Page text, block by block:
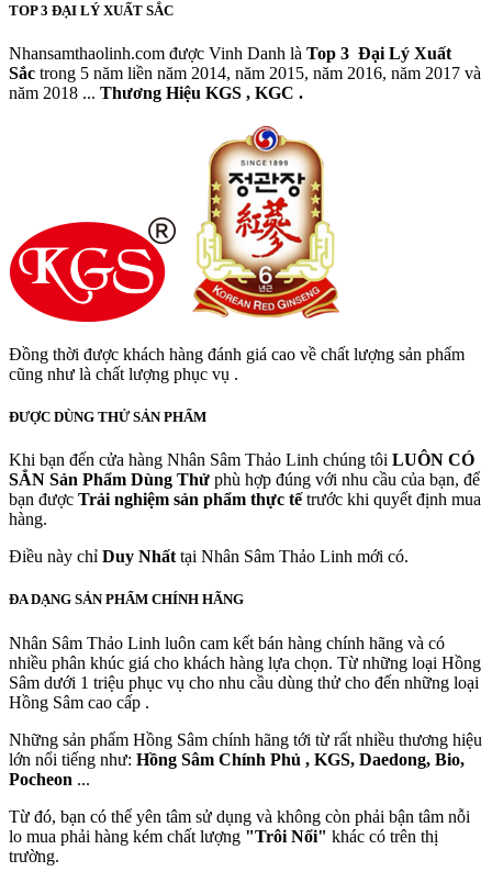
TOP 3 ĐẠI LÝ XUẤT SẮC
Nhansamthaolinh.com được Vinh Danh là Top 3 Đại Lý Xuất
Sắc trong 5 năm liền năm 2014, năm 2015, năm 2016, năm 2017 và
năm 2018 ... Thương Hiệu KGS , KGC .
Đồng thời được khách hàng đánh giá cao về chất lượng sản phẩm
cũng như là chất lượng phục vụ .
ĐƯỢC DÙNG THỬ SẢN PHẨM
Khi bạn đến cửa hàng Nhân Sâm Thảo Linh chúng tôi LUÔN CÓ
SẲN Sản Phẩm Dùng Thử phù hợp đúng với nhu cầu của bạn, để
bạn được Trải nghiệm sản phẩm thực tếtrước khi quyết định mua
hàng.
Điều này chỉ Duy Nhất tại Nhân Sâm Thảo Linh mới có.
ĐA DẠNG SẢN PHẨM CHÍNH HÃNG
Nhân Sâm Thảo Linh luôn cam kết bán hàng chính hãng và có
nhiều phân khúc giá cho khách hàng lựa chọn. Từ những loại Hồng
Sâm dưới 1 triệu phục vụ cho nhu cầu dùng thử cho đến những loại
Hồng Sâm cao cấp .
Những sản phẩm Hồng Sâm chính hãng tới từ rất nhiều thương hiệu
lớn nổi tiếng như: Hồng Sâm Chính Phủ , KGS, Daedong, Bio,
Pocheon ...
Từ đó, bạn có thể yên tâm sử dụng và không còn phải bận tâm nỗi
lo mua phải hàng kém chất lượng "Trôi Nổi" khác có trên thị
trường.